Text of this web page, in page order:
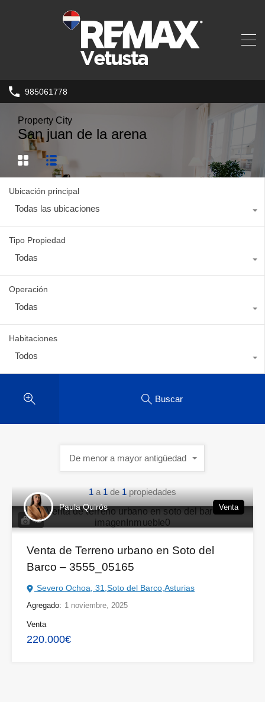
985061778
Property City
San juan de la arena
Ubicación principal
Todas las ubicaciones
Tipo Propiedad
Todas
Operación
Todas
Habitaciones
Todos
Buscar
1 a1 de1 propiedades
De menor a mayor antigüedad
42
Paula Quirós Venta
Venta de Terreno urbano en Soto del
Barco – 3555_05165
Severo Ochoa, 31,Soto del Barco,Asturias
Agregado: 1 noviembre, 2025
Venta
220.000€